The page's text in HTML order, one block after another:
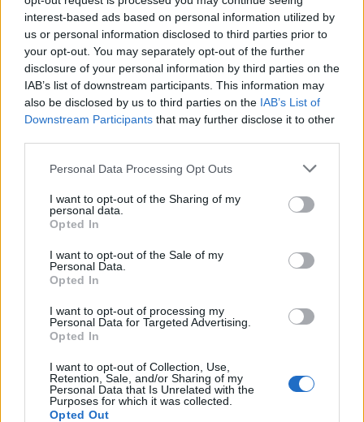
interest-based ads based on personal information utilized by
us or personal information disclosed to third parties prior to
your opt-out. You may separately opt-out of the further
disclosure of your personal information by third parties on the
IAB’s list of downstream participants. This information may
also be disclosed by us to third parties on the IAB’s List of
Downstream Participants that may further disclose it to other
Personal Data Processing Opt Outs
I want to opt-out of the Sharing of my
personal data.
Opted In
I want to opt-out of the Sale of my
Personal Data.
Opted In
I want to opt-out of processing my
Personal Data for Targeted Advertising.
Opted In
I want to opt-out of Collection, Use,
Retention, Sale, and/or Sharing of my
Personal Data that Is Unrelated with the
Purposes for which it was collected.
Opted Out
Πρωινή